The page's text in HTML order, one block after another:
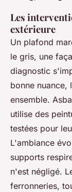
Les
extérieure
Un plafond
le gris, une
diagnostic
bonne nuance,
ensemble.
utilise des
testées pour
L'ambiance
supports
n'est négligé.
ferronneries,